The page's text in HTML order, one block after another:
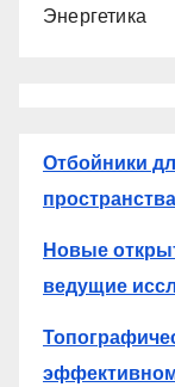
Энергетика
Отбойники
Новые
ведущие